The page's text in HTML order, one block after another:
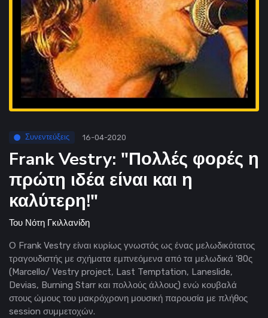
Συνεντεύξεις 16-04-2020
Frank Vestry: "Πολλές φορές η
πρώτη ιδέα είναι και η
καλύτερη!"
Του Νότη Γκιλλανίδη
Ο Frank Vestry είναι κυρίως γνωστός ως ένας μελωδικότατος
τραγουδιστής με σχήματα εμπνεόμενα από τα μελωδικά '80ς
(Marcello/ Vestry project, Last Temptation, Laneslide,
Devias, Burning Starr και πολλούς άλλους) ενώ κουβαλά
στους ώμους του μακρόχρονη μουσική παρουσία με πλήθος
session συμμετοχών.